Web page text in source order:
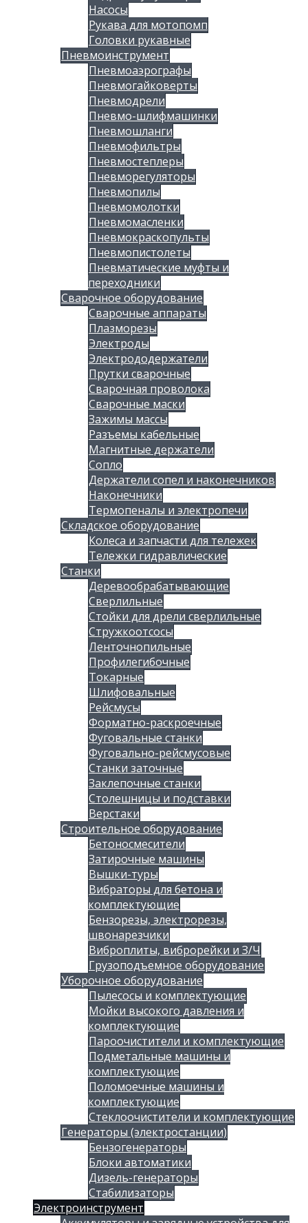
Насосы
Рукава для мотопомп
Головки рукавные
Пневмоинструмент
Пневмоаэрографы
Пневмогайковерты
Пневмодрели
Пневмо-шлифмашинки
Пневмошланги
Пневмофильтры
Пневмостеплеры
Пневморегуляторы
Пневмопилы
Пневмомолотки
Пневмомасленки
Пневмокраскопульты
Пневмопистолеты
Пневматические муфты и
переходники
Сварочное оборудование
Сварочные аппараты
Плазморезы
Электроды
Электрододержатели
Прутки сварочные
Сварочная проволока
Сварочные маски
Зажимы массы
Разъемы кабельные
Магнитные держатели
Сопло
Держатели сопел и наконечников
Наконечники
Термопеналы и электропечи
Складское оборудование
Колеса и запчасти для тележек
Тележки гидравлические
Станки
Деревообрабатывающие
Сверлильные
Стойки для дрели сверлильные
Стружкоотсосы
Ленточнопильные
Профилегибочные
Токарные
Шлифовальные
Рейсмусы
Форматно-раскроечные
Фуговальные станки
Фуговально-рейсмусовые
Станки заточные
Заклепочные станки
Столешницы и подставки
Верстаки
Строительное оборудование
Бетоносмесители
Затирочные машины
Вышки-туры
Вибраторы для бетона и
комплектующие
Бензорезы, электрорезы,
швонарезчики
Виброплиты, виброрейки и З/Ч
Грузоподъемное оборудование
Уборочное оборудование
Пылесосы и комплектующие
Мойки высокого давления и
комплектующие
Пароочистители и комплектующие
Подметальные машины и
комплектующие
Поломоечные машины и
комплектующие
Стеклоочистители и комплектующие
Генераторы (электростанции)
Бензогенераторы
Блоки автоматики
Дизель-генераторы
Стабилизаторы
Электроинструмент